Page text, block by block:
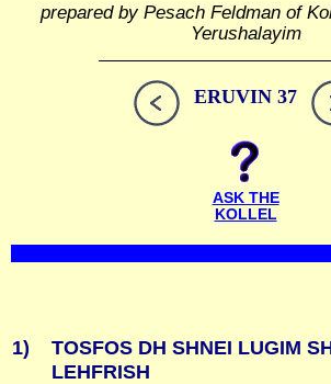
prepared by Pesach Feldman of
Yerushalayim
ERUVIN 37
ASK THE
KOLLEL
1)
TOSFOS DH SHNEI LUGIM
LEHFRISH